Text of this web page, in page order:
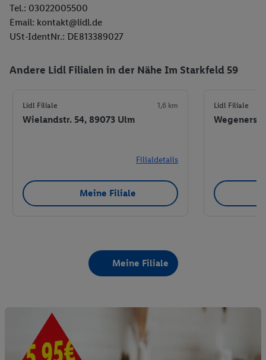
Tel.: 03022005500
Email: kontakt@lidl.de
USt-IdentNr.: DE813389027
Andere Lidl Filialen in der Nähe Im Starkfeld 59
Lidl Filiale 1,6 km
Wielandstr. 54, 89073 Ulm
Filialdetails
Meine Filiale
Lidl Filiale
Meine Filiale